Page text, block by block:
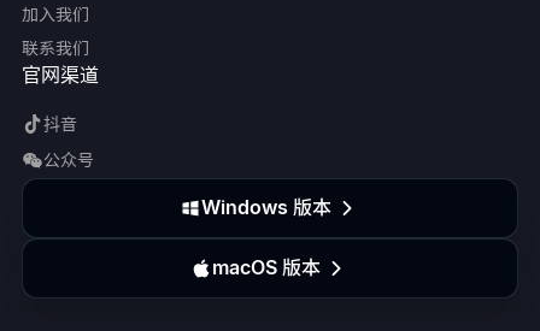
加入我们
联系我们
官网渠道
抖音
公众号
Windows 版本
macOS 版本